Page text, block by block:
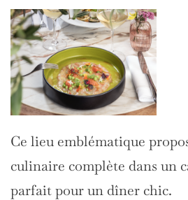
Ce lieu emblématique
culinaire complète dans un
parfait pour un dîner chic.